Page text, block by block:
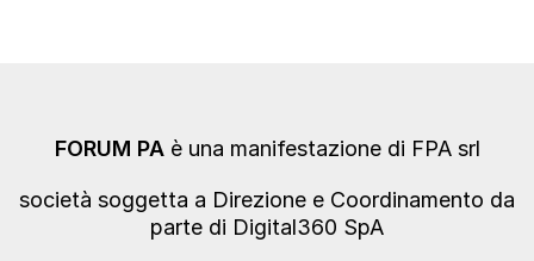
FORUM PAè una manifestazione di FPA srl
società soggetta a Direzione e Coordinamento da
parte di Digital360 SpA